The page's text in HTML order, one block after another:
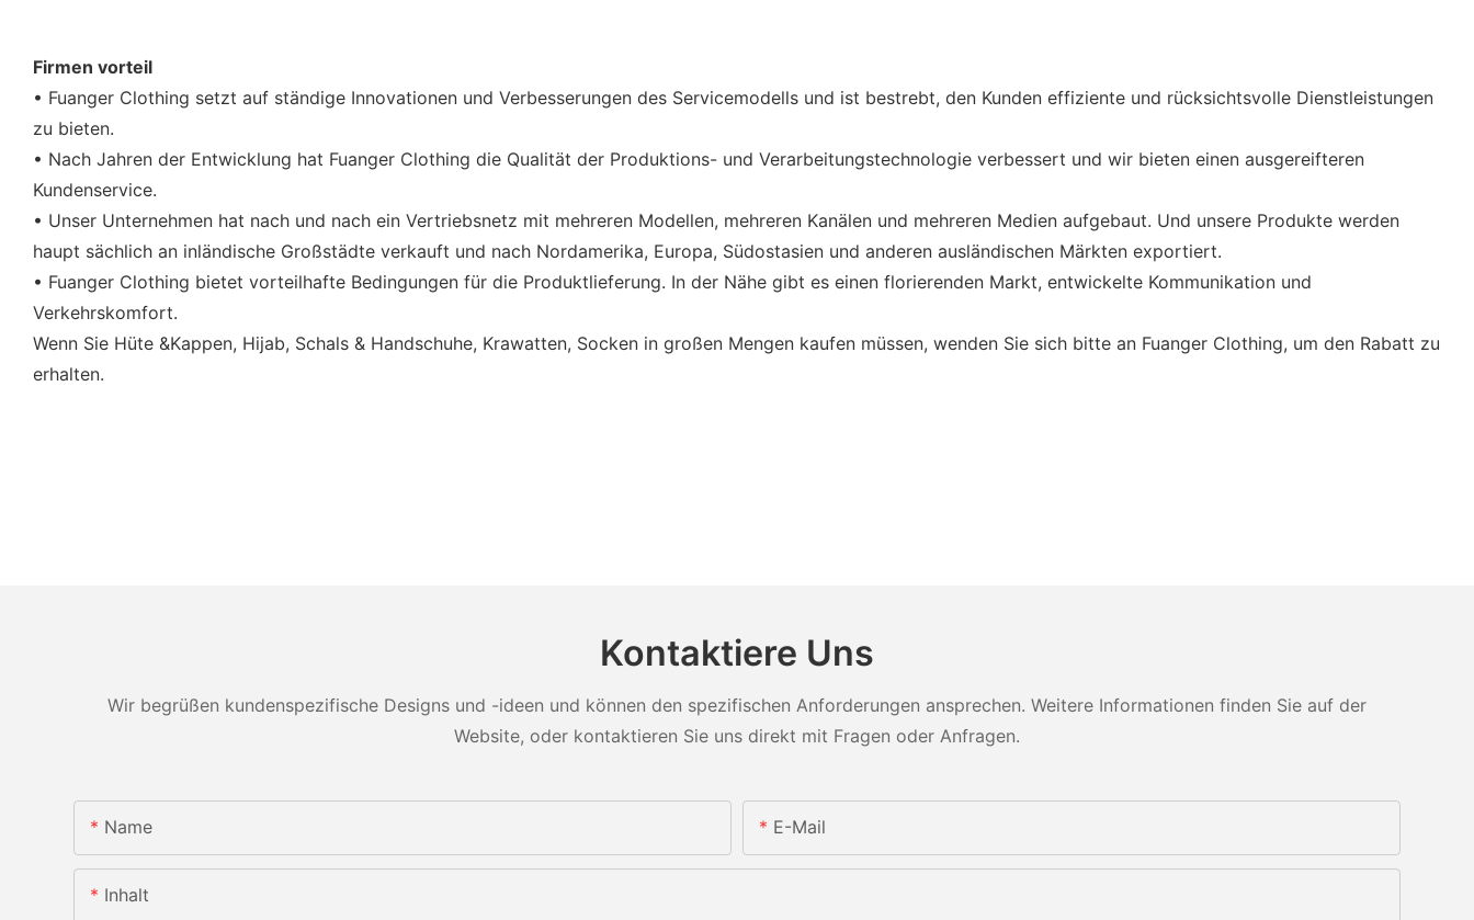
Firmen vorteil
• Fuanger Clothing setzt auf ständige Innovationen und Verbesserungen des Servicemodells und ist bestrebt, den Kunden effiziente und rücksichtsvolle Dienstleistungen
zu bieten.
• Nach Jahren der Entwicklung hat Fuanger Clothing die Qualität der Produktions- und Verarbeitungstechnologie verbessert und wir bieten einen ausgereifteren
Kundenservice.
• Unser Unternehmen hat nach und nach ein Vertriebsnetz mit mehreren Modellen, mehreren Kanälen und mehreren Medien aufgebaut. Und unsere Produkte werden
haupt sächlich an inländische Großstädte verkauft und nach Nordamerika, Europa, Südostasien und anderen ausländischen Märkten exportiert.
• Fuanger Clothing bietet vorteilhafte Bedingungen für die Produktlieferung. In der Nähe gibt es einen florierenden Markt, entwickelte Kommunikation und
Verkehrskomfort.
Wenn Sie Hüte &Kappen, Hijab, Schals & Handschuhe, Krawatten, Socken in großen Mengen kaufen müssen, wenden Sie sich bitte an Fuanger Clothing, um den Rabatt zu
erhalten.
Kontaktiere Uns
Wir begrüßen kundenspezifische Designs und -ideen und können den spezifischen Anforderungen ansprechen. Weitere Informationen finden Sie auf der
Website, oder kontaktieren Sie uns direkt mit Fragen oder Anfragen.
Name E-Mail
Inhalt